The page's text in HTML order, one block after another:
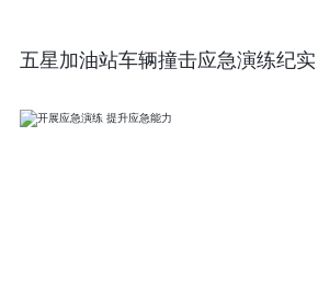
五星加油站车辆撞击应急演练纪实